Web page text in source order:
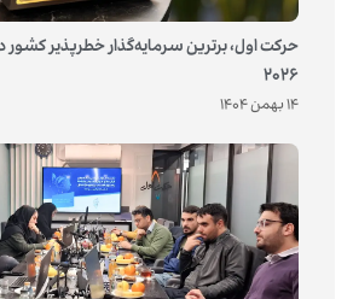
2026
14 بهمن 1404